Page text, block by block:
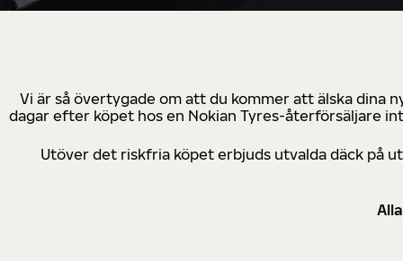
Vi är så övertygade om att du kommer att älska dina
dagar efter köpet hos en Nokian Tyres-återförsäljare
Utöver det riskfria köpet erbjuds utvalda däck på